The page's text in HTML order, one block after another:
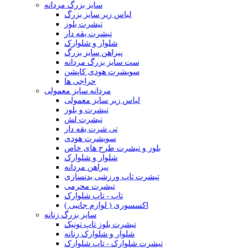
سایز بزرگ مردانه
لباس زیر سایز بزرگ
تیشرت بلوز
تیشرت یقه دار
شلوار و شلوارک
پیراهن سایز بزرگ
ست سایز بزرگ مردانه
سویشرت هودی کاپشن
حراجی ها
مردانه سایز معمولی
لباس زیر سایز معمولی
تیشرت و بلوز
تیشرت لش
تی شرت یقه دار
سویشرت هودی
بلوز و تیشرت طرح های خاص
شلوار و شلوارک
پیراهن مردانه
تیشرت تاپ ورزشی بدنسازی
تیشرت محرمی
تاپ - تاپ شلوارک
اکسسوری ( لوازم جانبی )
سایز بزرگ زنانه
تیشرت بلوز تاپ تونیک
شلوار و شلوارک زنانه
تیشرت شلوارک - تاپ شلوارک